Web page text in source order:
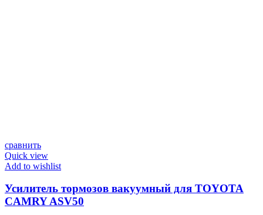
сравнить
Quick view
Add to wishlist
Усилитель тормозов вакуумный для TOYOTA
CAMRY ASV50